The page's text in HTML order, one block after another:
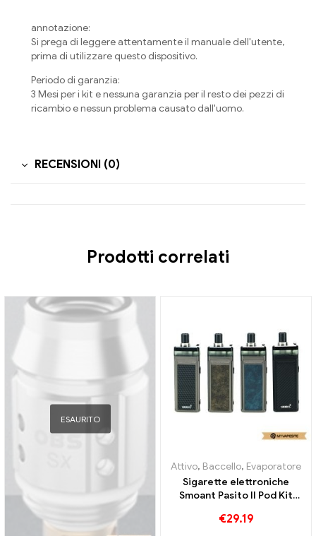
annotazione:
Si prega di leggere attentamente il manuale dell'utente,
prima di utilizzare questo dispositivo.
Periodo di garanzia:
3 Mesi per i kit e nessuna garanzia per il resto dei pezzi di
ricambio e nessun problema causato dall'uomo.
RECENSIONI (0)
Prodotti correlati
ESAURITO
Attivo, Baccello, Evaporatore
Sigarette elettroniche
Smoant Pasito II Pod Kit
Personalizzato
€29.19